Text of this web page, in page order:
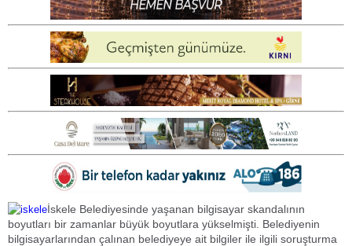
İskele Belediyesinde yaşanan bilgisayar skandalının
boyutları bir zamanlar büyük boyutlara yükselmişti. Belediyenin
bilgisayarlarından çalınan belediyeye ait bilgiler ile ilgili soruşturma